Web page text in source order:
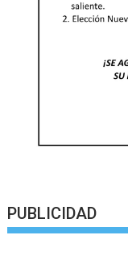
PUBLICIDAD